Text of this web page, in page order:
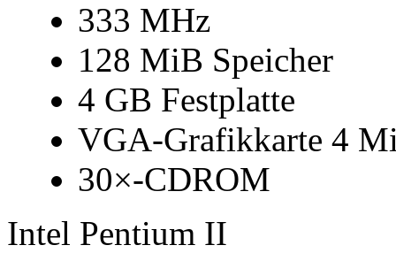
333 MHz
128 MiB Speicher
4 GB Festplatte
VGA-Grafikkarte 4
30×-CDROM
Intel Pentium II